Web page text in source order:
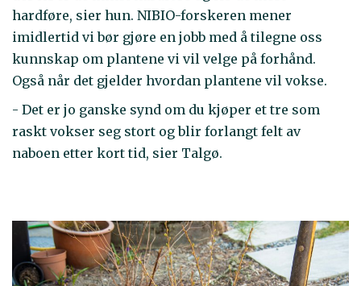
hardføre, sier hun. NIBIO-forskeren mener
imidlertid vi bør gjøre en jobb med å tilegne oss
kunnskap om plantene vi vil velge på forhånd.
Også når det gjelder hvordan plantene vil vokse.
- Det er jo ganske synd om du kjøper et tre som
raskt vokser seg stort og blir forlangt felt av
naboen etter kort tid, sier Talgø.